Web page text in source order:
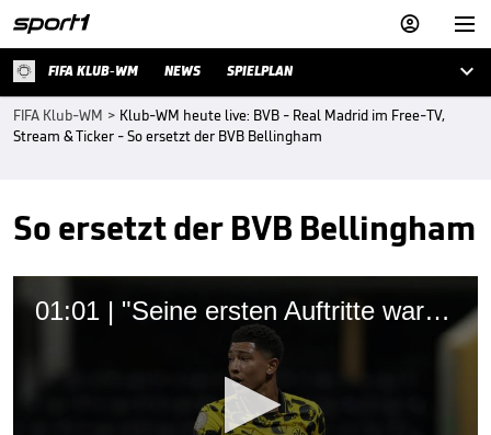


FIFA KLUB-WM NEWS SPIELPLAN 
FIFA Klub-WM > Klub-WM heute live: BVB - Real Madrid im Free-TV,
Stream & Ticker - So ersetzt der BVB Bellingham
So ersetzt der BVB Bellingham
01:01 | "Seine ersten Auftritte waren schon beeindruckend"